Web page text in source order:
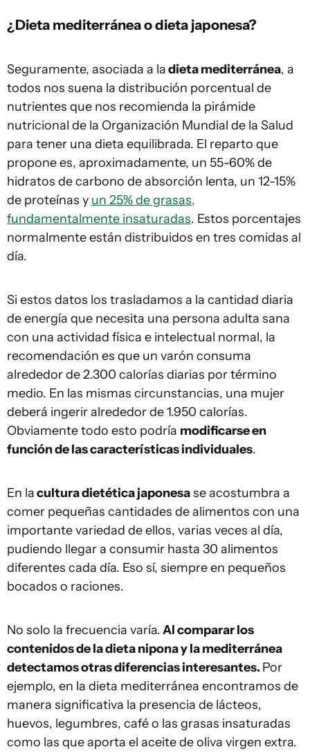
¿Dieta mediterránea o dieta japonesa?
Seguramente, asociada a ladieta mediterránea, a
todos nos suena la distribución porcentual de
nutrientes que nos recomienda la pirámide
nutricional de la Organización Mundial de la Salud
para tener una dieta equilibrada. El reparto que
propone es, aproximadamente, un 55-60% de
hidratos de carbono de absorción lenta, un 12-15%
de proteínas y un 25% de grasas,
fundamentalmente insaturadas. Estos porcentajes
normalmente están distribuidos en tres comidas al
día.
Si estos datos los trasladamos a la cantidad diaria
de energía que necesita una persona adulta sana
con una actividad física e intelectual normal, la
recomendación es que un varón consuma
alrededor de 2.300 calorías diarias por término
medio. En las mismas circunstancias, una mujer
deberá ingerir alrededor de 1.950 calorías.
Obviamente todo esto podría modificarse en
función de las características individuales.
En lacultura dietética japonesase acostumbra a
comer pequeñas cantidades de alimentos con una
importante variedad de ellos, varias veces al día,
pudiendo llegar a consumir hasta 30 alimentos
diferentes cada día. Eso sí, siempre en pequeños
bocados o raciones.
No solo la frecuencia varía.Al comparar los
contenidos de la dieta nipona y la mediterránea
detectamos otras diferencias interesantes. Por
ejemplo, en la dieta mediterránea encontramos de
manera significativa la presencia de lácteos,
huevos, legumbres, café o las grasas insaturadas
como las que aporta el aceite de oliva virgen extra.